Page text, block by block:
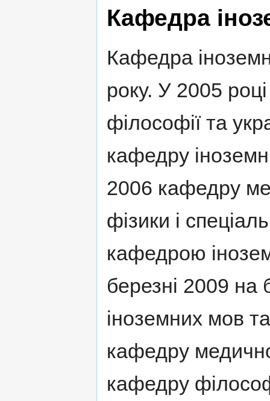
Кафедра
Кафедра
року. У 2005
філософії та
кафедру
2006 кафедру
фізики і
кафедрою
березні 2009 на
іноземних мов
кафедру
кафедру